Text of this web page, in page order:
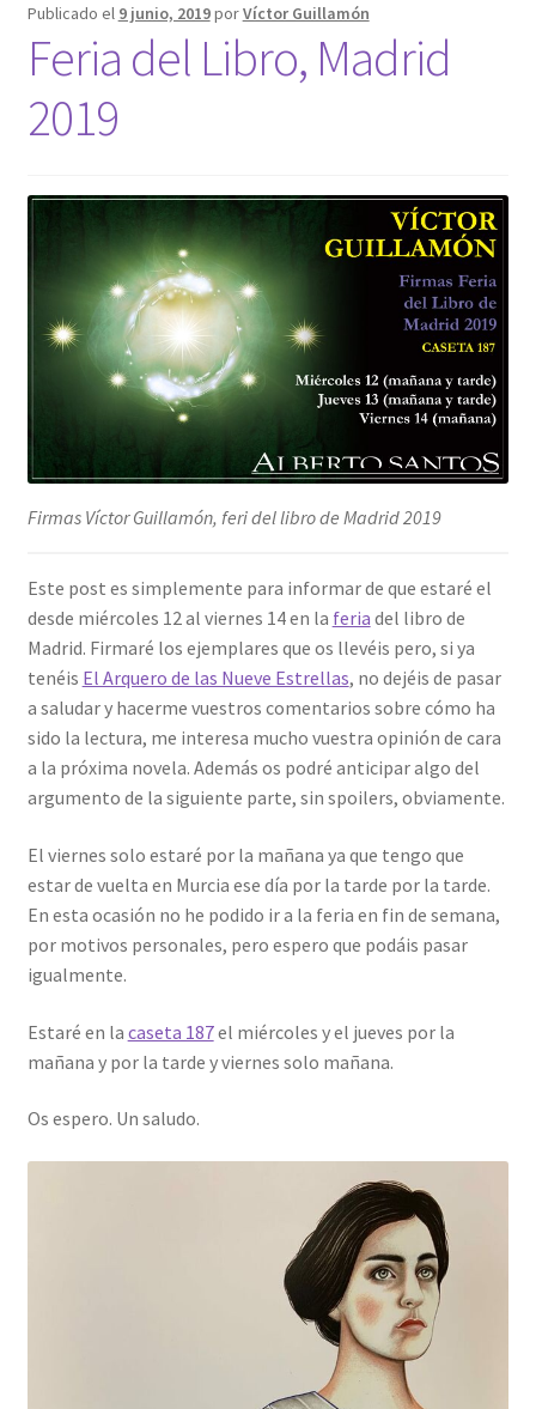
Publicado el 9 junio, 2019porVíctor Guillamón
Feria del Libro, Madrid
2019
Firmas Víctor Guillamón, feri del libro de Madrid 2019
Este post es simplemente para informar de que estaré el
desde miércoles 12 al viernes 14 en la feria del libro de
Madrid. Firmaré los ejemplares que os llevéis pero, si ya
tenéis El Arquero de las Nueve Estrellas, no dejéis de pasar
a saludar y hacerme vuestros comentarios sobre cómo ha
sido la lectura, me interesa mucho vuestra opinión de cara
a la próxima novela. Además os podré anticipar algo del
argumento de la siguiente parte, sin spoilers, obviamente.
El viernes solo estaré por la mañana ya que tengo que
estar de vuelta en Murcia ese día por la tarde por la tarde.
En esta ocasión no he podido ir a la feria en fin de semana,
por motivos personales, pero espero que podáis pasar
igualmente.
Estaré en la caseta 187el miércoles y el jueves por la
mañana y por la tarde y viernes solo mañana.
Os espero. Un saludo.